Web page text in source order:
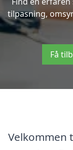
tilpasning,
Få
Velkommen